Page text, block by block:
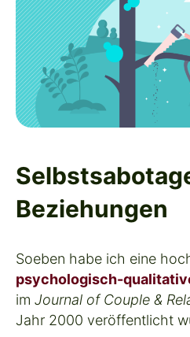
Beziehungen
Soeben habe ich eine
psychologisch-
im Journal of Couple &
Jahr 2000 veröffentlicht